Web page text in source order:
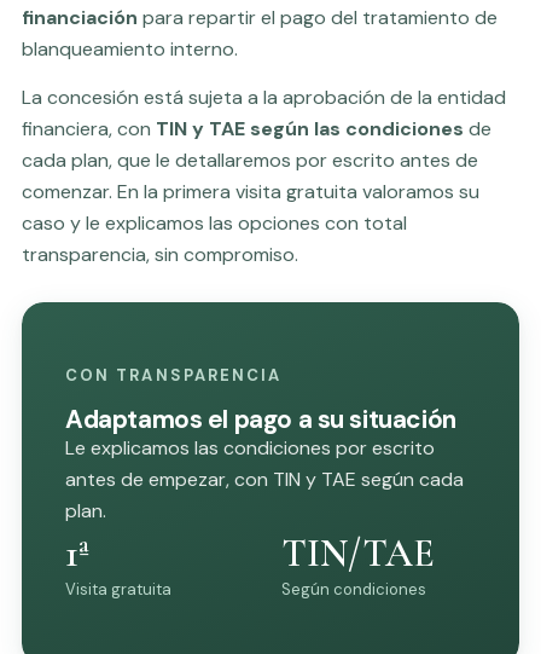
financiación para repartir el pago del tratamiento de
blanqueamiento interno.
La concesión está sujeta a la aprobación de la entidad
financiera, con TIN y TAE según las condiciones de
cada plan, que le detallaremos por escrito antes de
comenzar. En la primera visita gratuita valoramos su
caso y le explicamos las opciones con total
transparencia, sin compromiso.
CON TRANSPARENCIA
Adaptamos el pago a su situación
Le explicamos las condiciones por escrito
antes de empezar, con TIN y TAE según cada
plan.
1ª
Visita gratuita
TIN/TAE
Según condiciones